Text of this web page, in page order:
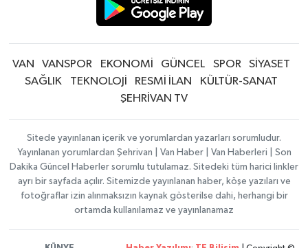
VAN VANSPOR EKONOMİ GÜNCEL SPOR
SİYASET
SAĞLIK
TEKNOLOJİ RESMİ İLAN
KÜLTÜR-SANAT
ŞEHRİVAN TV
Sitede yayınlanan içerik ve yorumlardan yazarları sorumludur.
Yayınlanan yorumlardan Şehrivan | Van Haber | Van Haberleri | Son
Dakika Güncel Haberler sorumlu tutulamaz. Sitedeki tüm harici linkler
ayrı bir sayfada açılır. Sitemizde yayınlanan haber, köşe yazıları ve
fotoğraflar izin alınmaksızın kaynak gösterilse dahi, herhangi bir
ortamda kullanılamaz ve yayınlanamaz